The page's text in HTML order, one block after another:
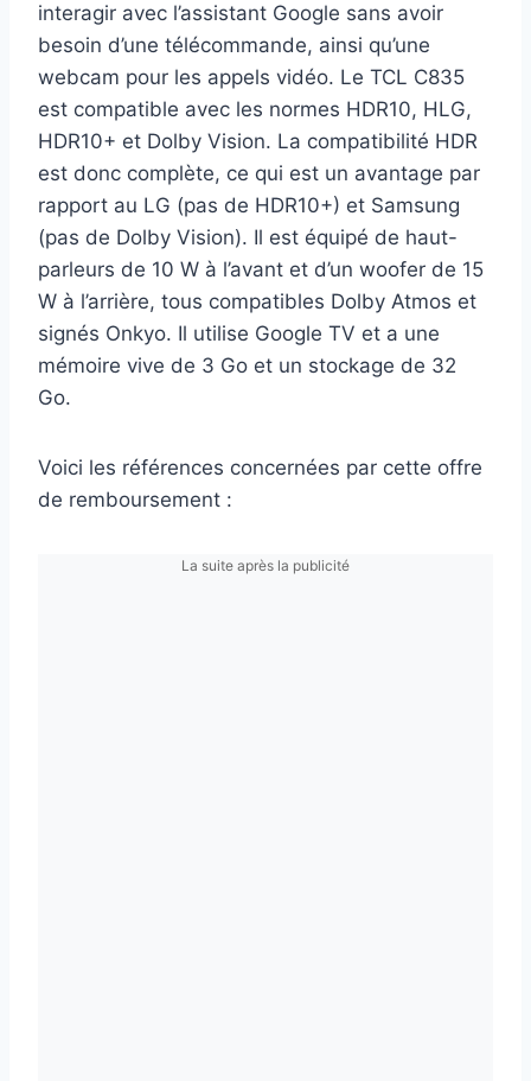
interagir avec l’assistant Google sans avoir
besoin d’une télécommande, ainsi qu’une
webcam pour les appels vidéo. Le TCL C835
est compatible avec les normes HDR10, HLG,
HDR10+ et Dolby Vision. La compatibilité HDR
est donc complète, ce qui est un avantage par
rapport au LG (pas de HDR10+) et Samsung
(pas de Dolby Vision). Il est équipé de haut-
parleurs de 10 W à l’avant et d’un woofer de 15
W à l’arrière, tous compatibles Dolby Atmos et
signés Onkyo. Il utilise Google TV et a une
mémoire vive de 3 Go et un stockage de 32
Go.
Voici les références concernées par cette offre
de remboursement :
La suite après la publicité